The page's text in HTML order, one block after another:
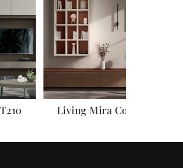
Living Mira Cottage